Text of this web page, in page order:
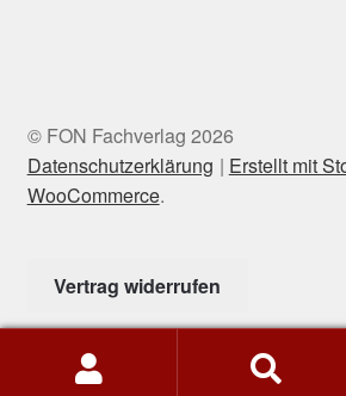
© FON Fachverlag 2026
Datenschutzerklärung
Erstellt mit
WooCommerce.
Vertrag widerrufen
Suchen